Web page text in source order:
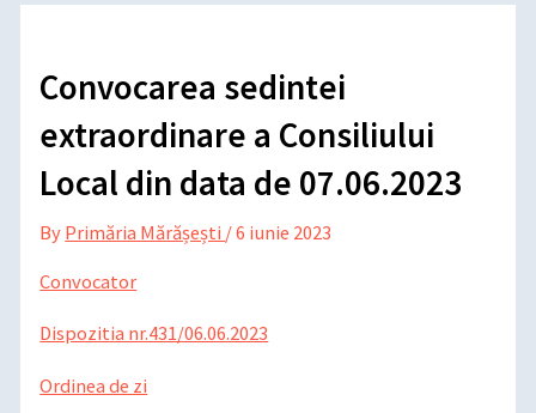
Convocarea sedintei
extraordinare a Consiliului
Local din data de 07.06.2023
By Primăria Mărășești /6 iunie 2023
Convocator
Dispozitia nr.431/06.06.2023
Ordinea de zi